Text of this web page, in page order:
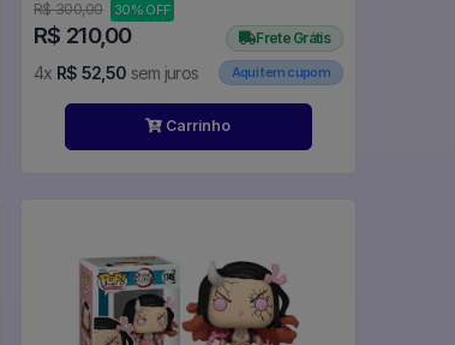
R$ 300,00 30% OFF
R$ 210,00
4x R$ 52,50 sem juros
Frete Grátis
Aqui tem cupom
Carrinho